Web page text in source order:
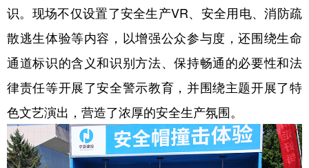
识。现场不仅设置了安全生产VR、安全用电、消防疏
散逃生体验等内容，以增强公众参与度，还围绕生命
通道标识的含义和识别方法、保持畅通的必要性和法
律责任等开展了安全警示教育，并围绕主题开展了特
色文艺演出，营造了浓厚的安全生产氛围。